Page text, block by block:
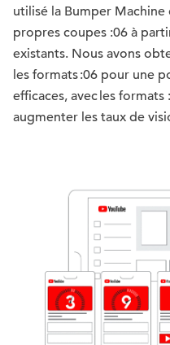
utilisé la Bumper
propres coupes :06 à
existants. Nous avons
les formats :06 pour une
efficaces, avec les
augmenter les taux de